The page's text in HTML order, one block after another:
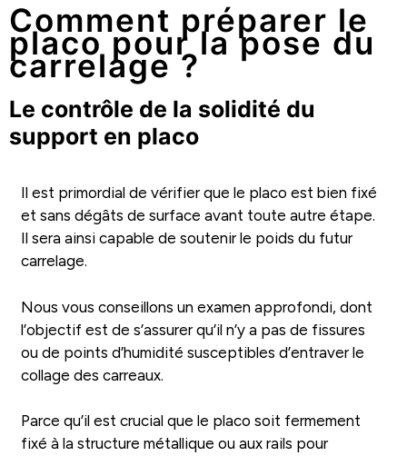
Comment préparer le
placo pour la pose du
carrelage ?
Le contrôle de la solidité du
support en placo
Il est primordial de vérifier que le placo est bien fixé
et sans dégâts de surface avant toute autre étape.
Il sera ainsi capable de soutenir le poids du futur
carrelage.
Nous vous conseillons un examen approfondi, dont
l’objectif est de s’assurer qu’il n’y a pas de fissures
ou de points d’humidité susceptibles d’entraver le
collage des carreaux.
Parce qu’il est crucial que le placo soit fermement
fixé à la structure métallique ou aux rails pour